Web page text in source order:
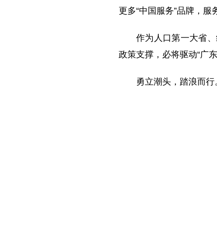
更多“中国服务”品牌，
作为人口第一大省
政策支撑，必将驱动“广
勇立潮头，踏浪而